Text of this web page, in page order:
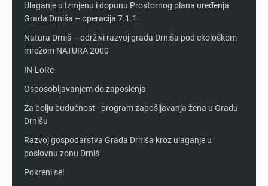
Ulaganje u Izmjenu i dopunu Prostornog plana uređenja
Grada Drniša – operacija 7.1.1.
Natura Drniš – održivi razvoj grada Drniša pod ekološkom
mrežom NATURA 2000
IN-LoRe
Osposobljavanjem do zaposlenja
Za bolju budućnost - program zapošljavanja žena u Gradu
Drnišu
Razvoj gospodarstva Grada Drniša kroz ulaganje u
poslovnu zonu Drniš
Pokreni se!